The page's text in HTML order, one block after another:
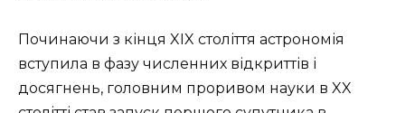
Починаючи з кінця XIX століття астрономія
вступила в фазу численних відкриттів і
досягнень, головним проривом науки в XX